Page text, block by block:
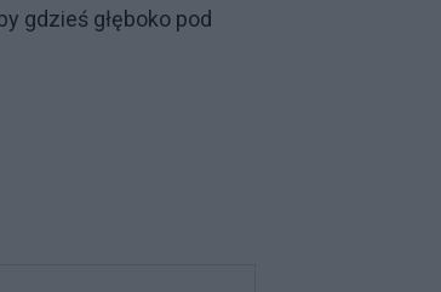
gdzieś głęboko pod